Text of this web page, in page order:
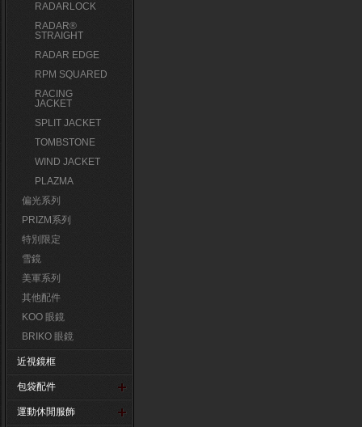
RADARLOCK
RADAR®
STRAIGHT
RADAR EDGE
RPM SQUARED
RACING
JACKET
SPLIT JACKET
TOMBSTONE
WIND JACKET
PLAZMA
偏光系列
PRIZM系列
特別限定
雪鏡
美軍系列
其他配件
KOO 眼鏡
BRIKO 眼鏡
近視鏡框
包袋配件
運動休閒服飾